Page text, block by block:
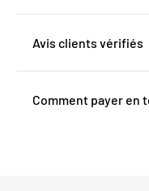
Avis clients vérifiés
Comment payer en